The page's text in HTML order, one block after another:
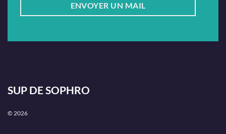
ENVOYER UN MAIL
SUP DE SOPHRO
© 2026